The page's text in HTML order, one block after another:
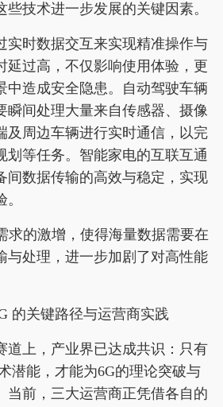
技术进一步发展的关键因素。
实时数据交互来实现精准操作与
延过高，不仅影响使用体验，更
中造成安全隐患。自动驾驶车辆
瞬间处理大量来自传感器、摄像
及周边车辆进行实时通信，以完
划等任务。智能家电的互联互通
间数据传输的高效与稳定，实现
求的激增，使得海量数据需要在
与处理，进一步加剧了对高性能
的关键路径与运营商实践
道上，产业界已达成共识：只有
潜能，才能为6G的理论突破与
当前，三大运营商正凭借各自的